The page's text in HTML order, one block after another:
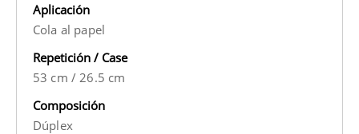
Aplicación
Cola al papel
Repetición / Case
53 cm / 26.5 cm
Composición
Dúplex